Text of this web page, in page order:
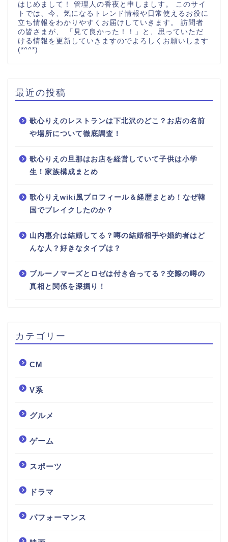
はじめまして！ 管理人の香夜と申しましす。 このサイ
トでは、今、気になるトレンド情報や日常使えるお役に
立ち情報をわかりやすくお届けしていきます。 訪問者
の皆さまが、 「見て良かった！！」と、思っていただ
ける情報を更新していきますのでよろしくお願いします
(*^^*)
最近の投稿
歌心りえのレストランは下北沢のどこ？お店の名前
や場所について徹底調査！
歌心りえの旦那はお店を経営していて子供は小学
生！家族構成まとめ
歌心りえwiki風プロフィール＆経歴まとめ！なぜ韓
国でブレイクしたのか？
山内惠介は結婚してる？噂の結婚相手や婚約者はど
んな人？好きなタイプは？
ブルーノマーズとロゼは付き合ってる？交際の噂の
真相と関係を深掘り！
カテゴリー
CM
V系
グルメ
ゲーム
スポーツ
ドラマ
パフォーマンス